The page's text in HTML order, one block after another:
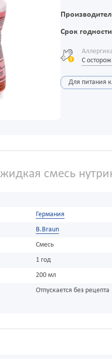
Срок
С
Для питания
жидкая смесь
Германия
B.Braun
Смесь
1 год
200 мл
Отпускается без рецепта